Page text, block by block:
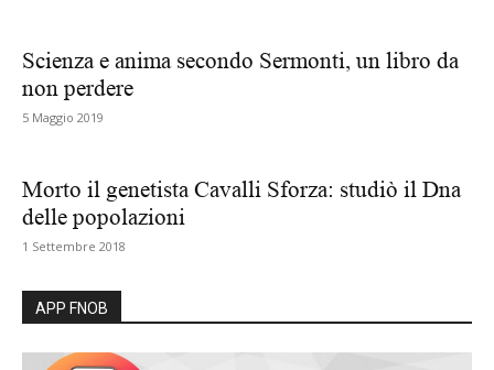
Scienza e anima secondo Sermonti, un libro da
non perdere
5 Maggio 2019
Morto il genetista Cavalli Sforza: studiò il Dna
delle popolazioni
1 Settembre 2018
APP FNOB